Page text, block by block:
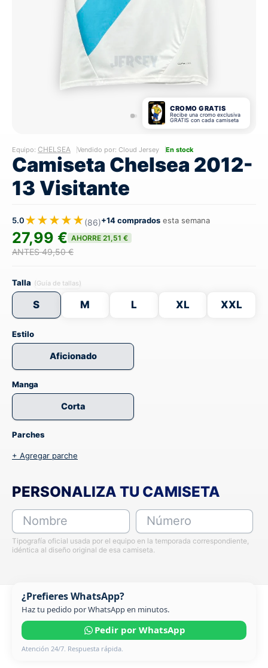
CROMO GRATIS
Recibe una cromo exclusiva
GRATIS con cada camiseta
Equipo: CHELSEA Vendido por: Cloud Jersey En stock
Camiseta Chelsea 2012-
13 Visitante
5.0★★★★★(86)+14 comprados esta semana
27,99 € AHORRE 21,51 €
ANTES 49,50 €
Talla (Guía de tallas)
S M L XL XXL
Estilo
Aficionado
Manga
Corta
Parches
+ Agregar parche
PERSONALIZA TU CAMISETA
Nombre Número
Tipografía oficial usada por el equipo en la temporada correspondiente,
idéntica al diseño original de esa camiseta.
¿Prefieres WhatsApp?
Haz tu pedido por WhatsApp en minutos.
Pedir por WhatsApp
Atención 24/7. Respuesta rápida.